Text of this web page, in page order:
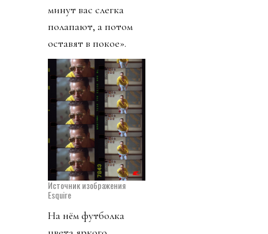
минут вас слегка
полапают, а потом
оставят в покое».
Источник изображения
Esquire
На нём футболка